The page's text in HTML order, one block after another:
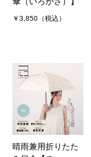
￥3,850（税込）
晴雨兼用折りたた